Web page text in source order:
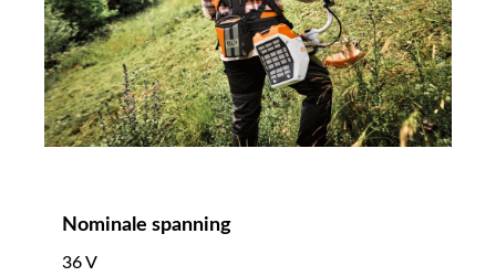
Nominale spanning
36 V